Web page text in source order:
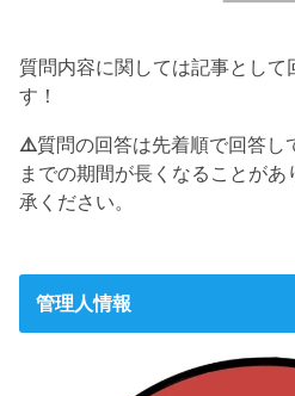
質問内容に関しては記事として
す！
⚠️質問の回答は先着順で回答し
までの期間が長くなることが
承ください。
管理人情報